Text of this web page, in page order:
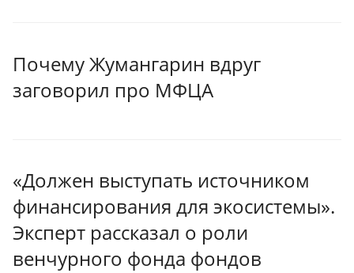
Почему Жумангарин вдруг
заговорил про МФЦА
«Должен выступать источником
финансирования для экосистемы».
Эксперт рассказал о роли
венчурного фонда фондов